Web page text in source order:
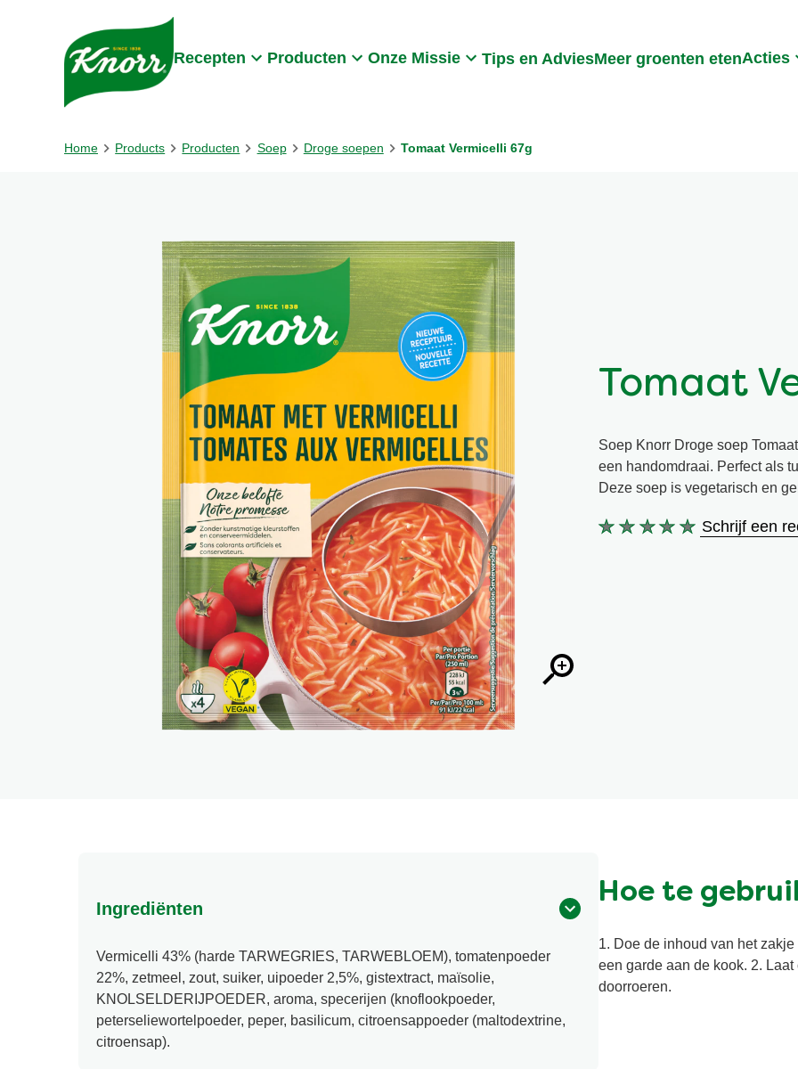
Skip to:
Recepten Producten Onze Missie Tips en AdviesMeer groenten etenActies
Home Products Producten Soep Droge soepen Tomaat Vermicelli 67g
Tomaat
Soep Knorr Droge soep
een handomdraai. Perfect als
Deze soep is vegetarisch en
Geen
Schrijf een
Ingrediënten
Vermicelli 43% (harde TARWEGRIES, TARWEBLOEM), tomatenpoeder
22%, zetmeel, zout, suiker, uipoeder 2,5%, gistextract, maïsolie,
KNOLSELDERIJPOEDER, aroma, specerijen (knoflookpoeder,
peterseliewortelpoeder, peper, basilicum, citroensappoeder (maltodextrine,
citroensap).
Hoe te
1. Doe de inhoud van het
een garde aan de kook. 2.
doorroeren.